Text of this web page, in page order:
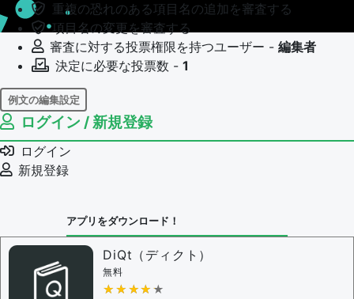
重複の恐れのある項目名の追加を審査する
項目名の変更を審査する
審査に対する投票権限を持つユーザー - 編集者
決定に必要な投票数 - 1
例文の編集設定
例文の編集権限を持つユーザー -
例文の編集を審査する
例文の削除を審査する
審査に対する投票権限を持つユーザー -
問題の編集権限を持つユーザー -
審査に対する投票権限を持つユーザー -
ザー
ログイン / 新規登録
ログイン
新規登録
アプリをダウンロード！
DiQt（ディクト）
無料
★★★★★
★★★★★